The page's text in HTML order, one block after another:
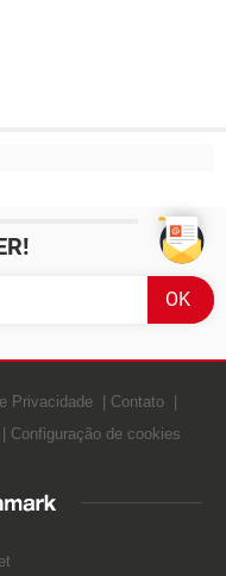
Privacidade
Contato
Configuração de cookies